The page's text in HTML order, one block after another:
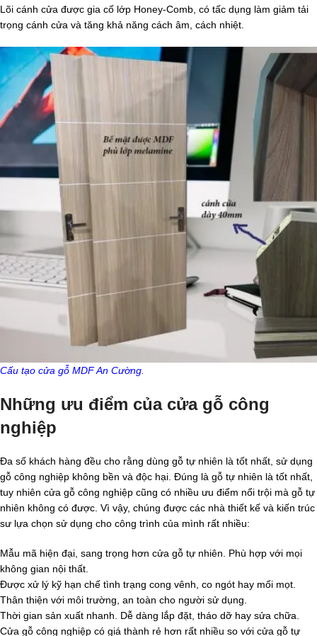
Lõi cánh cửa được gia cố lớp Honey-Comb, có tấc dụng làm giảm tải
trọng cánh cửa và tăng khả năng cách âm, cách nhiệt.
Cấu tạo cửa gỗ MDF An Cường.
Những ưu điểm của cửa gỗ công
nghiệp
Đa số khách hàng đều cho rằng dùng gỗ tự nhiên là tốt nhất, sử dụng
gỗ công nghiệp không bền và độc hại. Đúng là gỗ tự nhiên là tốt nhất,
tuy nhiên cửa gỗ công nghiệp cũng có nhiều ưu điểm nổi trội mà gỗ tự
nhiên không có được. Vì vậy, chúng được các nhà thiết kế và kiến trúc
sư lựa chọn sử dụng cho công trình của mình rất nhiều:
Mẫu mã hiện đại, sang trọng hơn cửa gỗ tự nhiên. Phù hợp với mọi
không gian nội thất.
Được xử lý kỹ hạn chế tình trạng cong vênh, co ngót hay mối mọt.
Thân thiện với môi trường, an toàn cho người sử dụng.
Thời gian sản xuất nhanh. Dễ dàng lắp đặt, tháo dỡ hay sửa chữa.
Cửa gỗ công nghiệp có giá thành rẻ hơn rất nhiều so với cửa gỗ tự